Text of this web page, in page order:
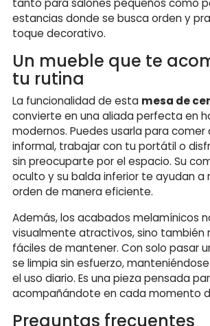
tanto para salones pequeños como
estancias donde se busca orden y
toque decorativo.
Un mueble que te
tu rutina
La funcionalidad de esta mesa de
convierte en una aliada perfecta en
modernos. Puedes usarla para
informal, trabajar con tu portátil o
sin preocuparte por el espacio. Su
oculto y su balda inferior te ayudan a
orden de manera eficiente.
Además, los acabados melamínicos
visualmente atractivos, sino también
fáciles de mantener. Con solo pasar
se limpia sin esfuerzo,
el uso diario. Es una pieza pensada
acompañándote en cada momento
Preguntas frecuentes